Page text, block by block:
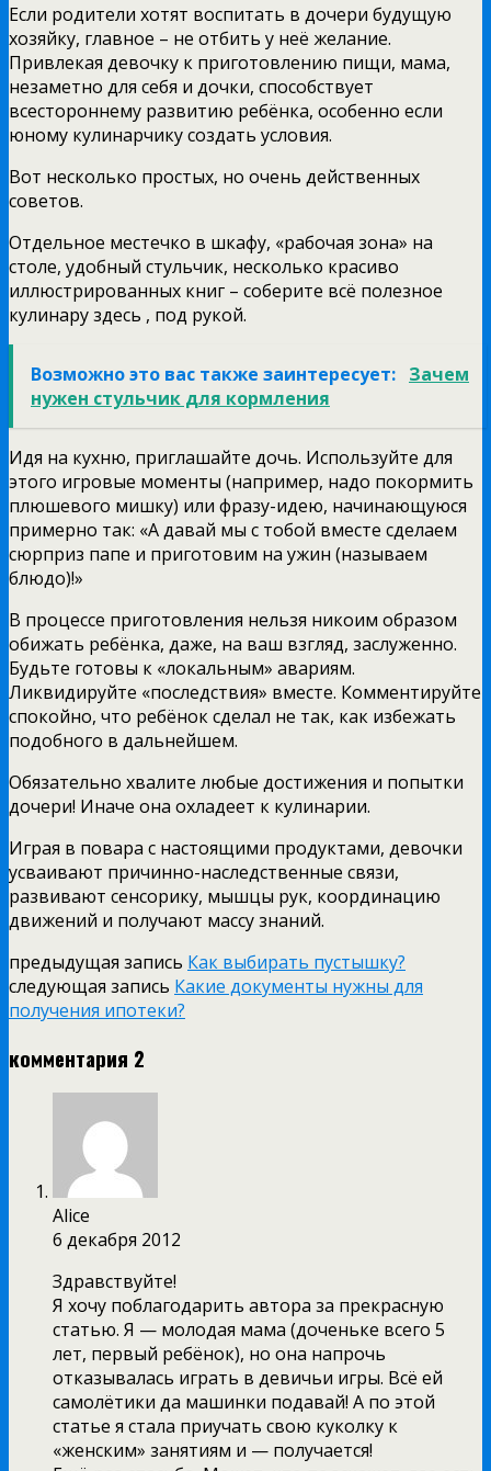
Если родители хотят воспитать в дочери будущую
хозяйку, главное – не отбить у неё желание.
Привлекая девочку к приготовлению пищи, мама,
незаметно для себя и дочки, способствует
всестороннему развитию ребёнка, особенно если
юному кулинарчику создать условия.
Вот несколько простых, но очень действенных
советов.
Отдельное местечко в шкафу, «рабочая зона» на
столе, удобный стульчик, несколько красиво
иллюстрированных книг – соберите всё полезное
кулинару здесь , под рукой.
Возможно это вас также заинтересует: Зачем
нужен стульчик для кормления
Идя на кухню, приглашайте дочь. Используйте для
этого игровые моменты (например, надо покормить
плюшевого мишку) или фразу-идею, начинающуюся
примерно так: «А давай мы с тобой вместе сделаем
сюрприз папе и приготовим на ужин (называем
блюдо)!»
В процессе приготовления нельзя никоим образом
обижать ребёнка, даже, на ваш взгляд, заслуженно.
Будьте готовы к «локальным» авариям.
Ликвидируйте «последствия» вместе. Комментируйте
спокойно, что ребёнок сделал не так, как избежать
подобного в дальнейшем.
Обязательно хвалите любые достижения и попытки
дочери! Иначе она охладеет к кулинарии.
Играя в повара с настоящими продуктами, девочки
усваивают причинно-наследственные связи,
развивают сенсорику, мышцы рук, координацию
движений и получают массу знаний.
предыдущая запись Как выбирать пустышку?
следующая запись Какие документы нужны для
получения ипотеки?
комментария 2
Alice
6 декабря 2012
Здравствуйте!
Я хочу поблагодарить автора за прекрасную
статью. Я — молодая мама (доченьке всего 5
лет, первый ребёнок), но она напрочь
отказывалась играть в девичьи игры. Всё ей
самолётики да машинки подавай! А по этой
статье я стала приучать свою куколку к
«женским» занятиям и — получается!